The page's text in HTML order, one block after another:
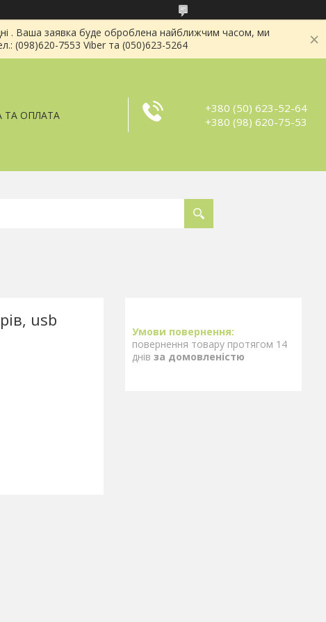
. Ваша заявка буде оброблена найближчим часом, ми
(098)620-7553 Viber та (050)623-5264
ТА ОПЛАТА
+380 (50) 623-52-64
+380 (98) 620-75-53
usb
повернення товару протягом 14
днів за домовленістю